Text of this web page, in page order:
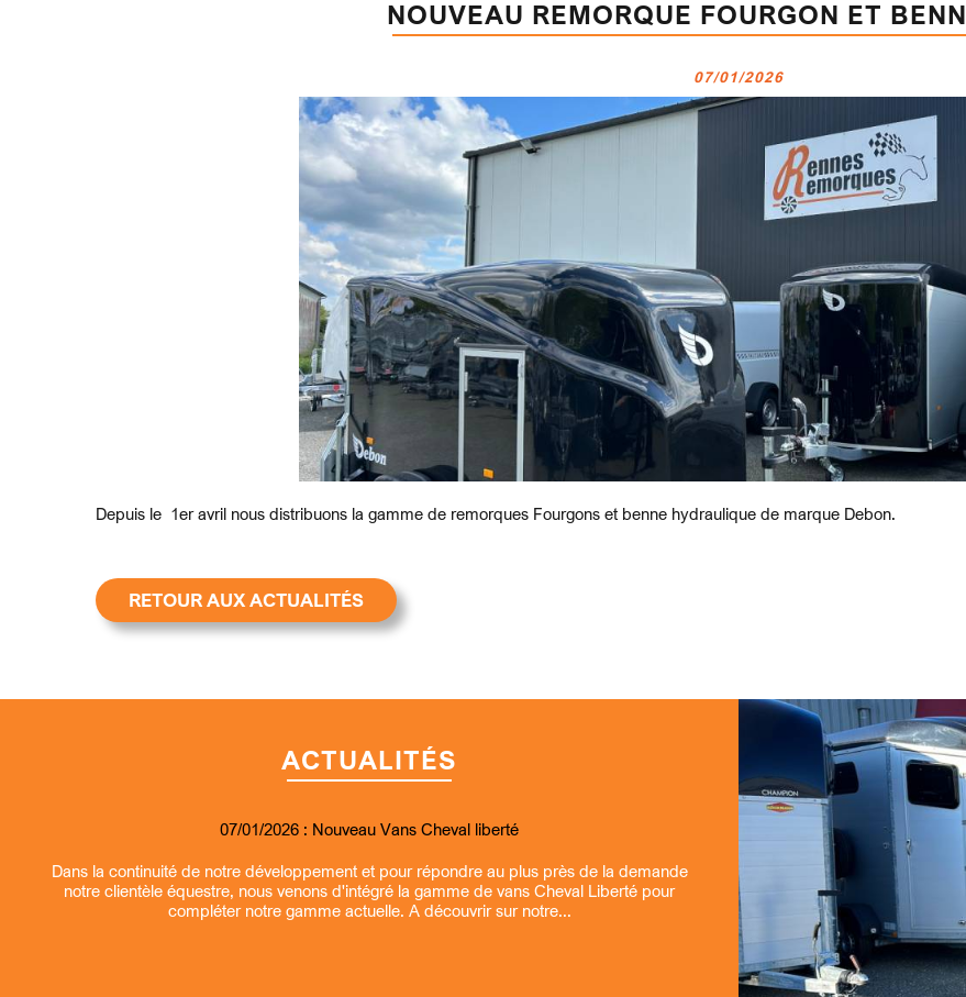
NOUVEAU REMORQUE FOURGON ET
07/01/2026
Depuis le 1er avril nous distribuons la gamme de remorques Fourgons et benne hydraulique de marque Debon.
RETOUR AUX ACTUALITÉS
ACTUALITÉS
07/01/2026 : Nouveau Vans Cheval liberté
Dans la continuité de notre développement et pour répondre au plus près de la demande
notre clientèle équestre, nous venons d'intégré la gamme de vans Cheval Liberté pour
compléter notre gamme actuelle. A découvrir sur notre...
07/01/2026 : Nouveau Remorque fourgon et benne Debon
13/03/2026 : Ouverture la samedi matin
09/07/2026 : Entretien et revisions remorques